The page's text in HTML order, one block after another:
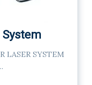
LASER SYSTEM